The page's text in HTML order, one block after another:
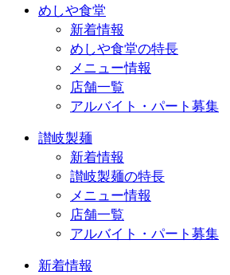
めしや食堂
新着情報
めしや食堂の特長
メニュー情報
店舗一覧
アルバイト・パート募集
讃岐製麺
新着情報
讃岐製麺の特長
メニュー情報
店舗一覧
アルバイト・パート募集
新着情報